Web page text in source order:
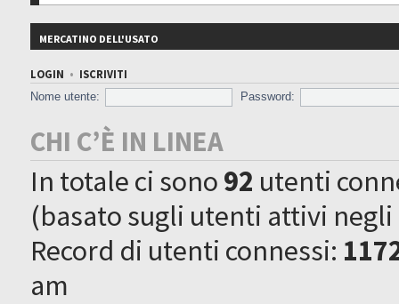
MERCATINO DELL'USATO
LOGIN • ISCRIVITI
Nome utente:
Password:
CHI C’È IN LINEA
In totale ci sono92 utenti
(basato sugli utenti attivi
Record di utenti connessi:
am